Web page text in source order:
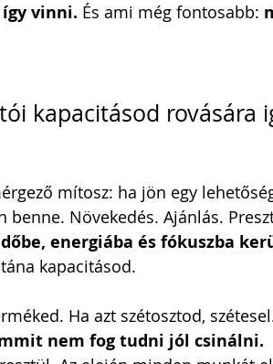
vinni. És ami még fontosabb:
kapacitásod rovására
mítosz: ha jön egy
benne. Növekedés. Ajánlás.
energiába és fókuszba
kapacitásod.
Ha azt szétosztod,
nem fog tudni jól csinálni.